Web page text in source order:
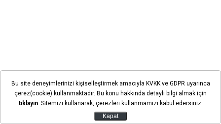
önce görevden alınmasının ardından teşkilatta yeni bir
süreç başladı.Bugün ise ilçe yönetim kurulunda yer
alan üyelerin istifalarının alındığı öğrenildi.
Bu site deneyimlerinizi kişiselleştirmek amacıyla KVKK ve GDPR uyarınca
çerez(cookie) kullanmaktadır. Bu konu hakkında detaylı bilgi almak için
tıklayın. Sitemizi kullanarak, çerezleri kullanmamızı kabul edersiniz.
Kapat